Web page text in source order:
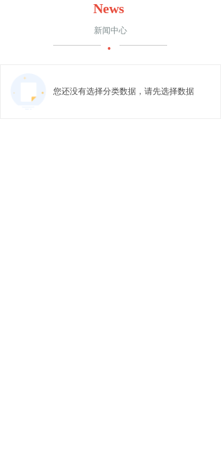
新闻中心
News
·
您还没有选择分类数据，请先选择数据